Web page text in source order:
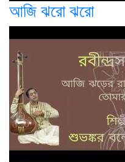
আজি ঝরো ঝরো